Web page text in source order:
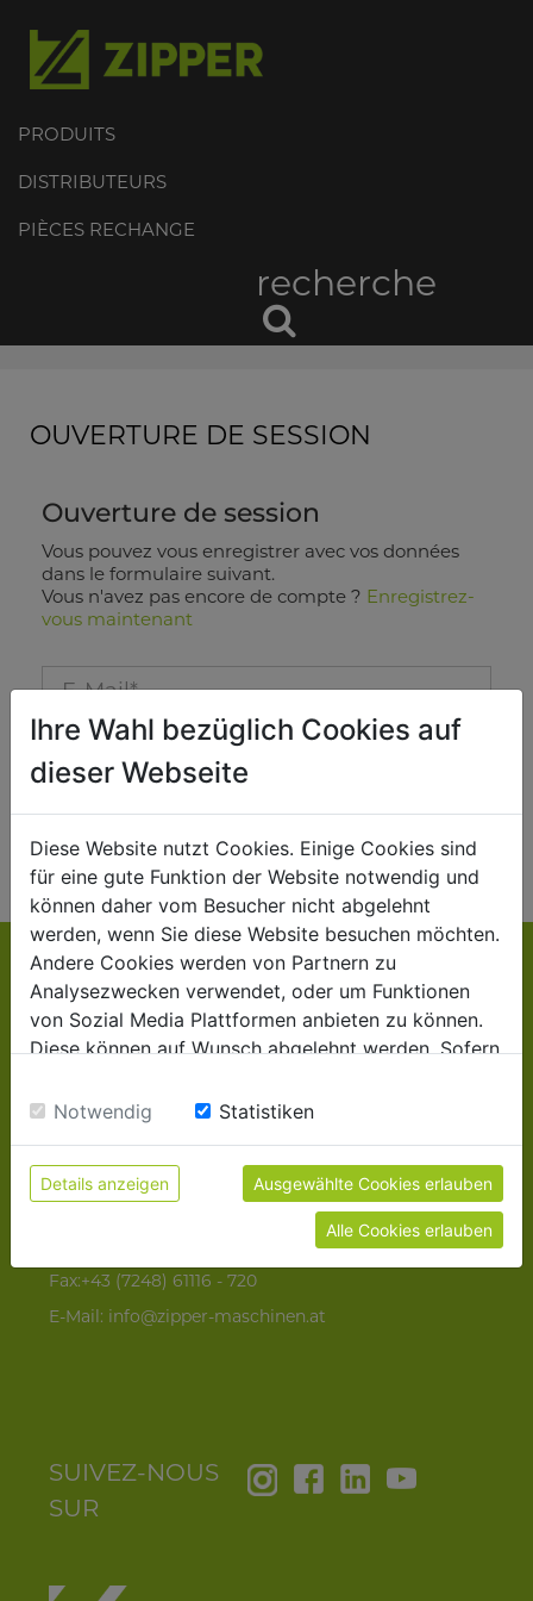
PRODUITS
DISTRIBUTEURS
PIÈCES RECHANGE
recherche
OUVERTURE DE SESSION
Ouverture de session
Vous pouvez vous enregistrer avec vos données
dans le formulaire suivant.
Vous n'avez pas encore de compte ? Enregistrez-
vous maintenant
E-Mail Login
Passwort
CONTACT
Gewerbepark 8
AUSTRIA
Fax:+43 (7248) 61116 - 720
E-Mail: info@zipper-maschinen.at
SUIVEZ-NOUS
SUR
Ihre Wahl bezüglich Cookies auf
dieser Webseite
Diese Website nutzt Cookies. Einige Cookies sind
für eine gute Funktion der Website notwendig und
können daher vom Besucher nicht abgelehnt
werden, wenn Sie diese Website besuchen möchten.
Andere Cookies werden von Partnern zu
Analysezwecken verwendet, oder um Funktionen
von Sozial Media Plattformen anbieten zu können.
Diese können auf Wunsch abgelehnt werden. Sofern
Einwilligung zu unseren Cookies.
Notwendig Statistiken
Details anzeigen Ausgewählte Cookies erlauben
Alle Cookies erlauben